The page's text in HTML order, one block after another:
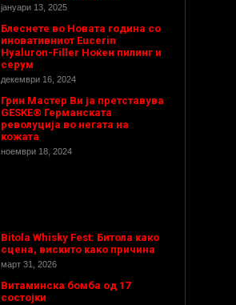
јануари 13, 2025
Блеснете во Новата година со
иновативниот Eucerin
Hyaluron-Filler Ноќен пилинг и
серум
декември 16, 2024
Грин Мастер Ви ја претставува
GESKE® Германската
револуција во негата на
кожата
ноември 18, 2024
Bitola Whisky Fest: Битола како
сцена, вискито како причина
март 31, 2026
Витаминска бомба од 17
состојки